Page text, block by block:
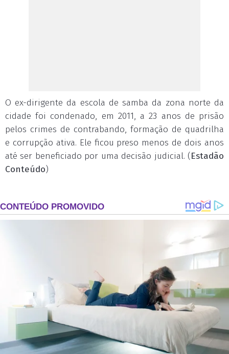
O ex-dirigente da escola de samba da zona norte da
cidade foi condenado, em 2011, a 23 anos de prisão
pelos crimes de contrabando, formação de quadrilha
e corrupção ativa. Ele ficou preso menos de dois anos
até ser beneficiado por uma decisão judicial. (Estadão
Conteúdo)